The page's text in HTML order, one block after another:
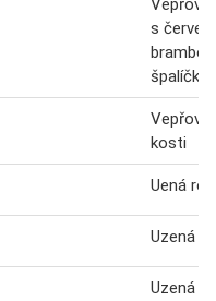
s
špalíčky
Vepřová
kosti
Uená
Uzená
Uzená